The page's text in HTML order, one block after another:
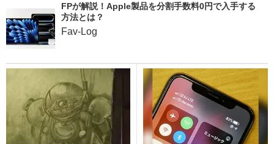
FPが解説！Apple製品を分割手数料0円で入手する
方法とは？
Fav-Log